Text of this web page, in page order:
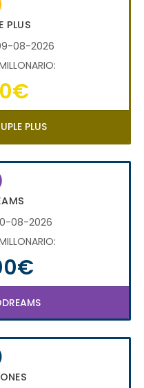
PLUS
08-2026
PLUS
08-2026